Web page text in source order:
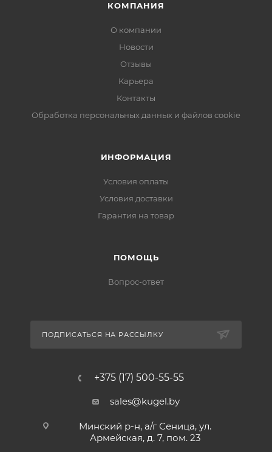
КОМПАНИЯ
О компании
Новости
Отзывы
Карьера
Контакты
Обработка персональных данных и файлов cookie
ИНФОРМАЦИЯ
Условия оплаты
Условия доставки
Гарантия на товар
ПОМОЩЬ
Вопрос-ответ
ПОДПИСАТЬСЯ НА РАССЫЛКУ
+375 (17) 500-55-55
sales@kugel.by
Минский р-н, а/г Сеница, ул.
Армейская, д. 7, пом. 23